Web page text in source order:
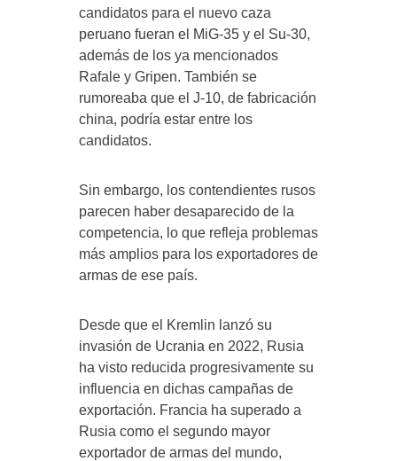
candidatos para el nuevo caza
peruano fueran el MiG-35 y el Su-30,
además de los ya mencionados
Rafale y Gripen. También se
rumoreaba que el J-10, de fabricación
china, podría estar entre los
candidatos.
Sin embargo, los contendientes rusos
parecen haber desaparecido de la
competencia, lo que refleja problemas
más amplios para los exportadores de
armas de ese país.
Desde que el Kremlin lanzó su
invasión de Ucrania en 2022, Rusia
ha visto reducida progresivamente su
influencia en dichas campañas de
exportación. Francia ha superado a
Rusia como el segundo mayor
exportador de armas del mundo,